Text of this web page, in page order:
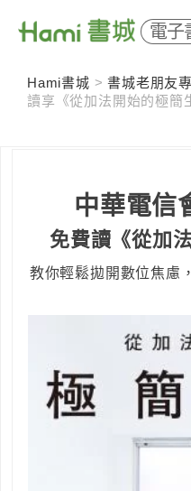
電子
Hami書城 >書城老朋友
讀享《從加法開始的極簡
中華電信
免費讀《從加
教你輕鬆拋開數位焦慮